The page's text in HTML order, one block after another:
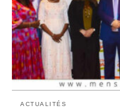
ACTUALITÉS